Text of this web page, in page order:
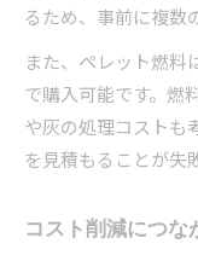
るため、事前に複数
また、ペレット燃料
で購入可能です。燃
や灰の処理コストも
を見積もることが失
コスト削減につ